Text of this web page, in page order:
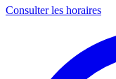
Consulter les horaires